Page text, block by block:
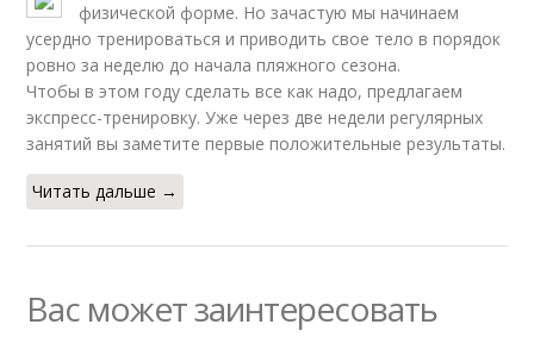
физической форме. Но зачастую мы начинаем
усердно тренироваться и приводить свое тело в порядок
ровно за неделю до начала пляжного сезона.
Чтобы в этом году сделать все как надо, предлагаем
экспресс-тренировку. Уже через две недели регулярных
занятий вы заметите первые положительные результаты.
Читать дальше →
Вас может заинтересовать